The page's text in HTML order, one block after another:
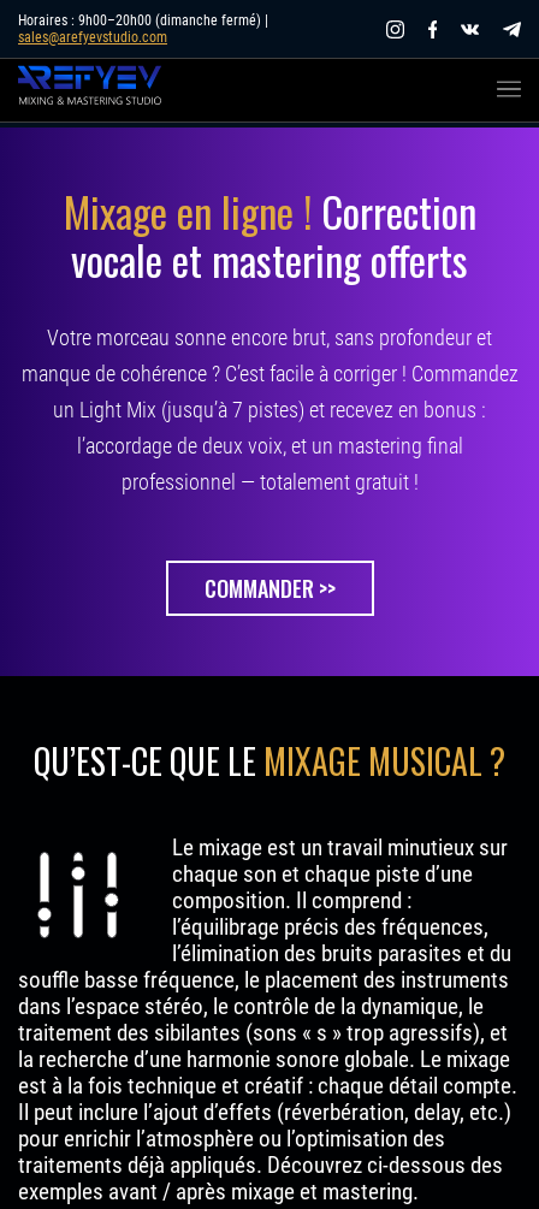
Skip
content
Horaires : 9h00–20h00 (dimanche fermé) |
sales@arefyevstudio.com
Mixage en ligne ! Correction
vocale et mastering offerts
Votre morceau sonne encore brut, sans profondeur et
manque de cohérence ? C’est facile à corriger ! Commandez
un Light Mix (jusqu’à 7 pistes) et recevez en bonus :
l’accordage de deux voix, et un mastering final
professionnel — totalement gratuit !
COMMANDER >>
QU’EST-CE QUE LE MIXAGE MUSICAL ?
Le mixage est un travail minutieux sur
chaque son et chaque piste d’une
composition. Il comprend :
l’équilibrage précis des fréquences,
l’élimination des bruits parasites et du
souffle basse fréquence, le placement des instruments
dans l’espace stéréo, le contrôle de la dynamique, le
traitement des sibilantes (sons « s » trop agressifs), et
la recherche d’une harmonie sonore globale. Le mixage
est à la fois technique et créatif : chaque détail compte.
Il peut inclure l’ajout d’effets (réverbération, delay, etc.)
pour enrichir l’atmosphère ou l’optimisation des
traitements déjà appliqués. Découvrez ci-dessous des
exemples avant / après mixage et mastering.